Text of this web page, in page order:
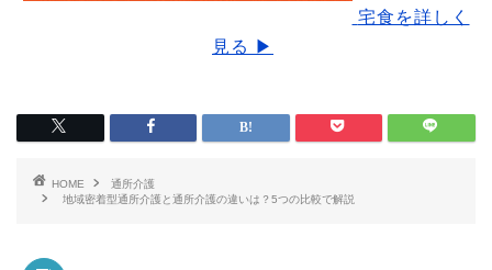
宅食を詳しく
見る ▶
HOME
通所介護
地域密着型通所介護と通所介護の違いは？5つの比較で解説